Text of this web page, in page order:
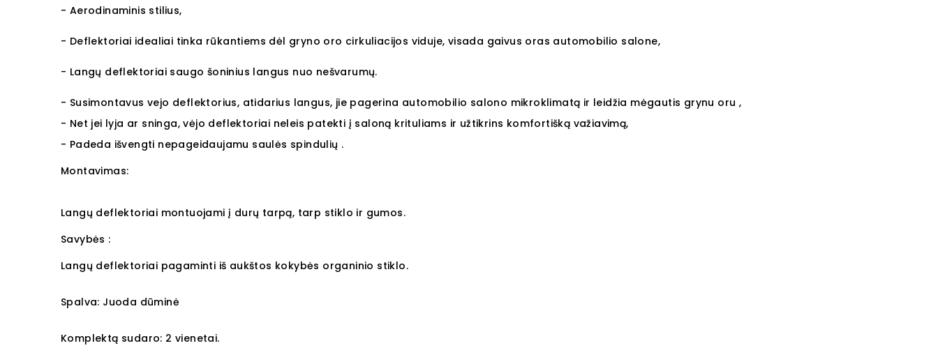
- Aerodinaminis stilius,
- Deflektoriai idealiai tinka rūkantiems dėl gryno oro cirkuliacijos viduje, visada gaivus oras automobilio salone,
- Langų deflektoriai saugo šoninius langus nuo nešvarumų.
- Susimontavus vejo deflektorius, atidarius langus, jie pagerina automobilio salono mikroklimatą ir leidžia mėgautis grynu oru ,
- Net jei lyja ar sninga, vėjo deflektoriai neleis patekti į saloną krituliams ir užtikrins komfortišką važiavimą,
- Padeda išvengti nepageidaujamu saulės spindulių .
Montavimas:
Langų deflektoriai montuojami į durų tarpą, tarp stiklo ir gumos.
Savybės :
Langų deflektoriai pagaminti iš aukštos kokybės organinio stiklo.
Spalva: Juoda dūminė
Komplektą sudaro: 2 vienetai.